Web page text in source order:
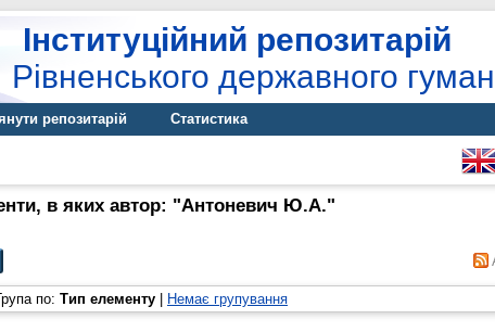
Інституційний репозитарій
Рівненського державного
репозитарій Статистика
в яких автор: "Антоневич Ю.А."
по: Тип елементу Немає групування